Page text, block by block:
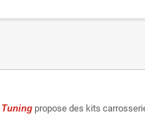
Tuningpropose des kits